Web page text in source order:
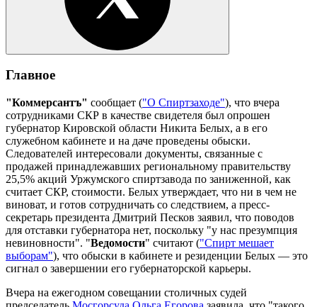
Главное
"Коммерсантъ" сообщает ("О Спиртзаходе"), что вчера
сотрудниками СКР в качестве свидетеля был опрошен
губернатор Кировской области Никита Белых, а в его
служебном кабинете и на даче проведены обыски.
Следователей интересовали документы, связанные с
продажей принадлежавших региональному правительству
25,5% акций Уржумского спиртзавода по заниженной, как
считает СКР, стоимости. Белых утверждает, что ни в чем не
виноват, и готов сотрудничать со следствием, а пресс-
секретарь президента Дмитрий Песков заявил, что поводов
для отставки губернатора нет, поскольку "у нас презумпция
невиновности". "Ведомости" считают ("Спирт мешает
выборам"), что обыски в кабинете и резиденции Белых — это
сигнал о завершении его губернаторской карьеры.
Вчера на ежегодном совещании столичных судей